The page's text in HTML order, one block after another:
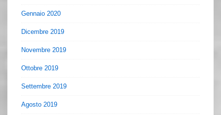
Gennaio 2020
Dicembre 2019
Novembre 2019
Ottobre 2019
Settembre 2019
Agosto 2019